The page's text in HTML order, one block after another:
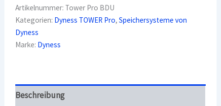
BDU
Menge
Artikelnummer: Tower Pro BDU
Kategorien: Dyness TOWER Pro,Speichersysteme von
Dyness
Marke: Dyness
Beschreibung